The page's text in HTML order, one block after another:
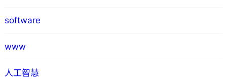
software
www
人工智慧